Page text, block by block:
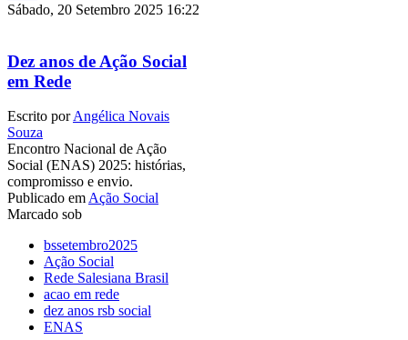
Sábado, 20 Setembro 2025 16:22
Dez anos de Ação Social
em Rede
Escrito porAngélica Novais
Souza
Encontro Nacional de Ação
Social (ENAS) 2025: histórias,
compromisso e envio.
Publicado em Ação Social
Marcado sob
bssetembro2025
Ação Social
Rede Salesiana Brasil
acao em rede
dez anos rsb social
ENAS